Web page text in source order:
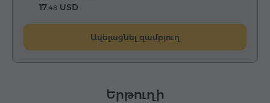
17.48 USD
Ավելացնել զամբյուղ
Երթուղի